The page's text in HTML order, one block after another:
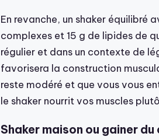
En revanche, un shaker équilibré
complexes et 15 g de lipides de
régulier et dans un contexte de
favorisera la construction
reste modéré et que vous vous
le shaker nourrit vos muscles
Shaker maison ou gainer